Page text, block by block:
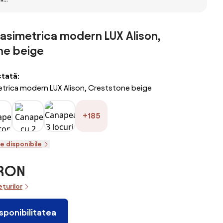
modern LUX Alison,
beige
modern LUX Alison, Creststone beige
+185
disponibile